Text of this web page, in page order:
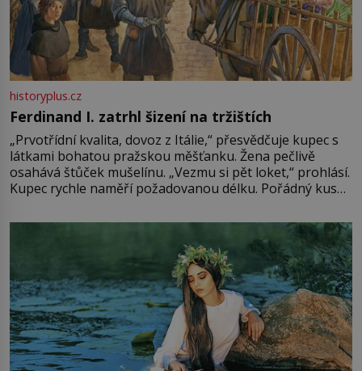
historyplus.cz
Ferdinand I. zatrhl šizení na tržištích
„Prvotřídní kvalita, dovoz z Itálie,“ přesvědčuje kupec s
látkami bohatou pražskou měšťanku. Žena pečlivě
osahává štůček mušelínu. „Vezmu si pět loket,“ prohlásí.
Kupec rychle naměří požadovanou délku. Pořádný kus
milostpaní. Stačí jenom na sukni,“ zhodnotí švadlena
množství růžového mušelínu. „Ošidili vás, podívejte.“
Vezme do ruky dřevěnou